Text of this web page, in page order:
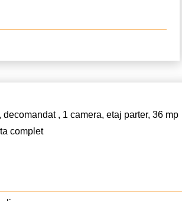
, decomandat , 1 camera, etaj parter, 36 mp
complet